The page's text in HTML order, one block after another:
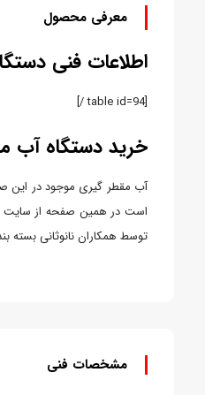
معرفی محصول
اطلاعات فنی دستگاه آب
[table id=94 /]
خرید دستگاه آب مقطرگیری 1 بار
آب مقطر گیری موجود در این
است در همین صفحه از سایت
توسط همکاران نانوثانی بسته
مشخصات فنی